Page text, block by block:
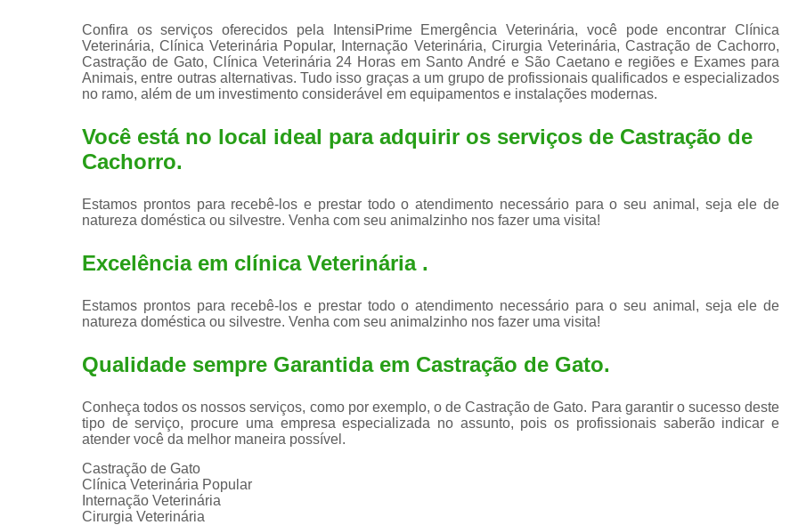
Exame de Laboratório para Animais
Exame de Raio X para Animais
Exame de Ultrassom para
Exame para Animais Santo André
Limpeza de Tártaro Canina
Limpeza de
Limpeza de Tártaro para Gatos
Limpeza Tártaro Santo André
Limpeza
Confira os serviços oferecidos pela IntensiPrime Emergência Veterinária, você pode encontrar Clínica
Veterinária, Clínica Veterinária Popular, Internação Veterinária, Cirurgia Veterinária, Castração de Cachorro,
Castração de Gato, Clínica Veterinária 24 Horas em Santo André e São Caetano e regiões e Exames para
Animais, entre outras alternativas. Tudo isso graças a um grupo de profissionais qualificados e especializados
no ramo, além de um investimento considerável em equipamentos e instalações modernas.
Você está no local ideal para adquirir os serviços de Castração de
Cachorro.
Estamos prontos para recebê-los e prestar todo o atendimento necessário para o seu animal, seja ele de
natureza doméstica ou silvestre. Venha com seu animalzinho nos fazer uma visita!
Excelência em clínica Veterinária .
Estamos prontos para recebê-los e prestar todo o atendimento necessário para o seu animal, seja ele de
natureza doméstica ou silvestre. Venha com seu animalzinho nos fazer uma visita!
Qualidade sempre Garantida em Castração de Gato.
Conheça todos os nossos serviços, como por exemplo, o de Castração de Gato. Para garantir o sucesso deste
tipo de serviço, procure uma empresa especializada no assunto, pois os profissionais saberão indicar e
atender você da melhor maneira possível.
Castração de Gato
Clínica Veterinária Popular
Internação Veterinária
Cirurgia Veterinária